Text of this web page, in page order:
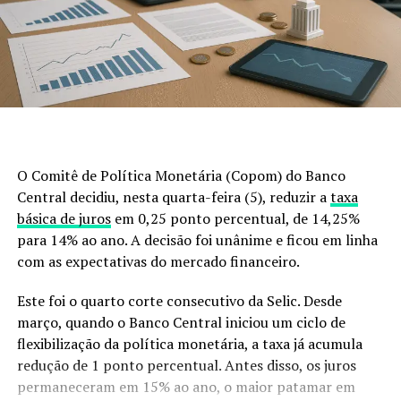
menos do que remediar.
A legislação não é o problema
Existe uma ideia equivocada de que a lei impede o
A legislação brasileira autoriza o manejo e o controle
populacional, desde que sejam obedecidas regras
técnicas e ambientais.
Então, por que a população continua aumentando?
Porque o modelo adotado simplesmente não está
conseguindo acompanhar a velocidade de reprodução e
dispersão da espécie.
O Comitê de Política Monetária (Copom) do Banco
Central decidiu, nesta quarta-feira (5), reduzir ataxa
básica de jurosem 0,25 ponto percentual, de 14,25%
para 14% ao ano. A decisão foi unânime e ficou em linha
com as expectativas do mercado financeiro.
Este foi o quarto corte consecutivo da Selic. Desde
março, quando o Banco Central iniciou um ciclo de
flexibilização da política monetária, a taxa já acumula
redução de 1 ponto percentual. Antes disso, os juros
permaneceram em 15% ao ano, o maior patamar em